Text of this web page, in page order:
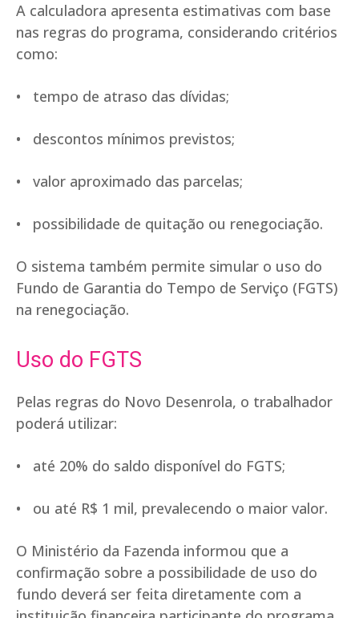
A calculadora apresenta estimativas com base
nas regras do programa, considerando critérios
como:
• tempo de atraso das dívidas;
• descontos mínimos previstos;
• valor aproximado das parcelas;
• possibilidade de quitação ou renegociação.
O sistema também permite simular o uso do
Fundo de Garantia do Tempo de Serviço (FGTS)
na renegociação.
Uso do FGTS
Pelas regras do Novo Desenrola, o trabalhador
poderá utilizar:
• até 20% do saldo disponível do FGTS;
• ou até R$ 1 mil, prevalecendo o maior valor.
O Ministério da Fazenda informou que a
confirmação sobre a possibilidade de uso do
fundo deverá ser feita diretamente com a